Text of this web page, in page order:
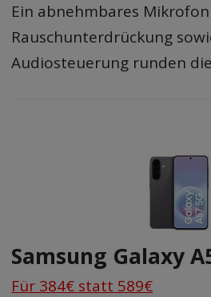
Ein abnehmbares
Rauschunterdrückung
Audiosteuerung runden
Samsung Galaxy
Für 384€ statt 589€